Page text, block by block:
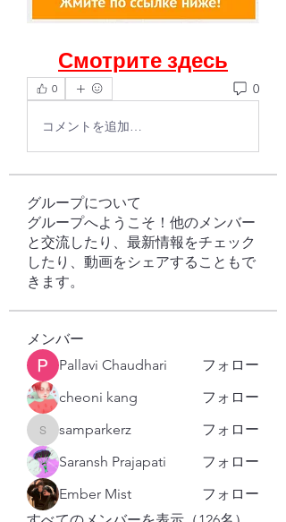
Смотрите здесь
0 0
コメントを追加…
グループについて
グループへようこそ！他のメンバー
と交流したり、最新情報をチェック
したり、動画をシェアすることもで
きます。
メンバー
Pallavi Chaudhari
フォロー
cheoni kang
フォロー
samparkerz
samparkerz
フォロー
Saransh Prajapati
フォロー
Ember Mist
フォロー